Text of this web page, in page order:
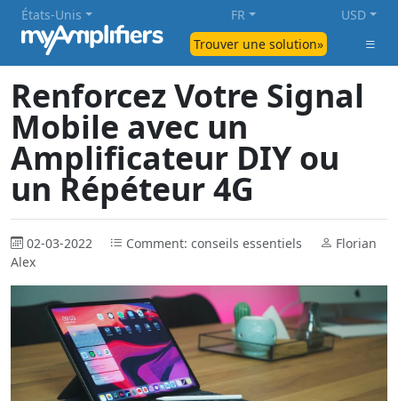
Trouver une solution»
États-Unis FR USD
Renforcez Votre Signal
Mobile avec un
Amplificateur DIY ou
un Répéteur 4G
02-03-2022 Comment: conseils essentiels
Florian
Alex